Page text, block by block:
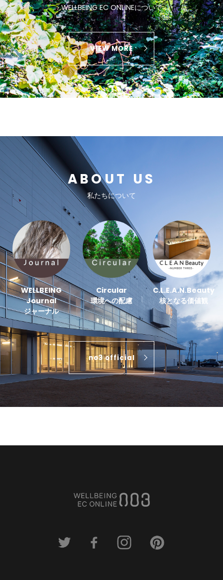
WELLBEING EC ONLINEについて
VIEW MORE
ABOUT US
私たちについて
WELLBEING
Journal
ジャーナル
Circular
環境への配慮
C.L.E.A.N.Beauty
核となる価値観
no3 official